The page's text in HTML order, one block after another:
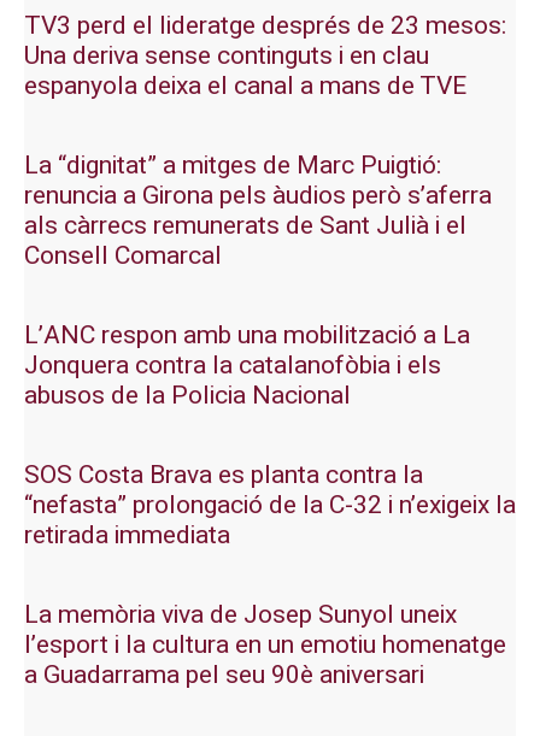
TV3 perd el lideratge després de 23 mesos:
Una deriva sense continguts i en clau
espanyola deixa el canal a mans de TVE
La “dignitat” a mitges de Marc Puigtió:
renuncia a Girona pels àudios però s’aferra
als càrrecs remunerats de Sant Julià i el
Consell Comarcal
L’ANC respon amb una mobilització a La
Jonquera contra la catalanofòbia i els
abusos de la Policia Nacional
SOS Costa Brava es planta contra la
“nefasta” prolongació de la C-32 i n’exigeix la
retirada immediata
La memòria viva de Josep Sunyol uneix
l’esport i la cultura en un emotiu homenatge
a Guadarrama pel seu 90è aniversari